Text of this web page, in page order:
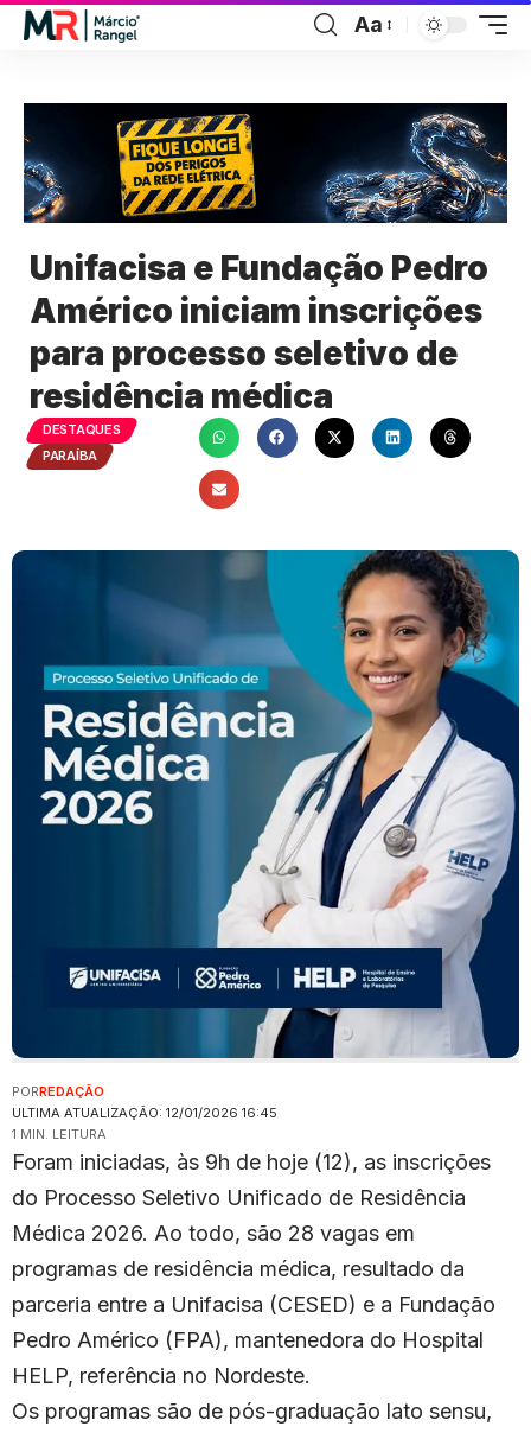
Aa
Unifacisa e Fundação Pedro
Américo iniciam inscrições
para processo seletivo de
residência médica
DESTAQUES
PARAÍBA
ULTIMA ATUALIZAÇÃO: 12/01/2026 16:45
PORREDAÇÃO
1 MIN. LEITURA
Foram iniciadas, às 9h de hoje (12), as inscrições
do Processo Seletivo Unificado de Residência
Médica 2026. Ao todo, são 28 vagas em
programas de residência médica, resultado da
parceria entre a Unifacisa (CESED) e a Fundação
Pedro Américo (FPA), mantenedora do Hospital
HELP, referência no Nordeste.
Os programas são de pós-graduação lato sensu,